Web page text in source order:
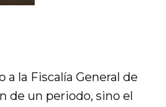
la Fiscalía General de
de un periodo, sino el